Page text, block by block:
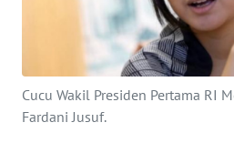
Cucu Wakil Presiden Pertama RI
Fardani Jusuf.
INTERNASIONAL
SERBA-SERBI